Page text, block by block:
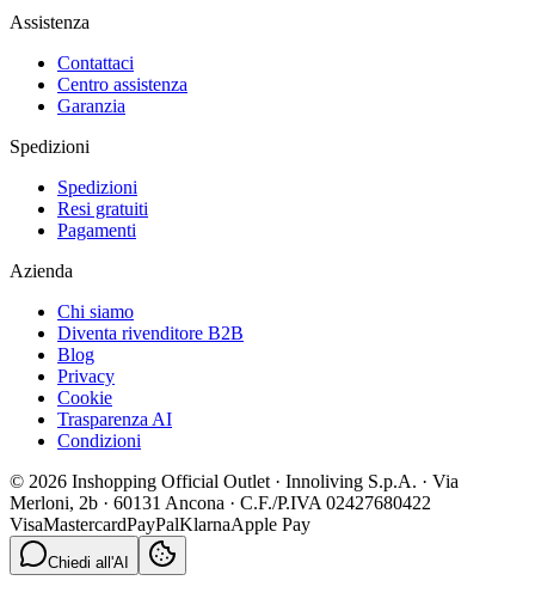
Assistenza
Contattaci
Centro assistenza
Garanzia
Spedizioni
Spedizioni
Resi gratuiti
Pagamenti
Azienda
Chi siamo
Diventa rivenditore B2B
Blog
Privacy
Cookie
Trasparenza AI
Condizioni
© 2026 Inshopping Official Outlet · Innoliving S.p.A. · Via
Merloni, 2b · 60131 Ancona · C.F./P.IVA 02427680422
VisaMastercardPayPalKlarnaApple Pay
Chiedi all'AI